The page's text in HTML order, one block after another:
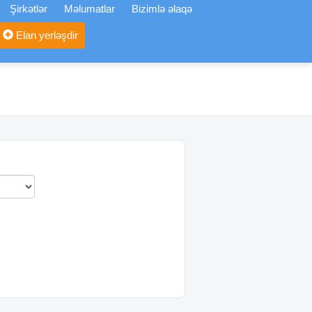
Şirkətlər Məlumatlar Bizimlə əlaqə
Elan yerləşdir